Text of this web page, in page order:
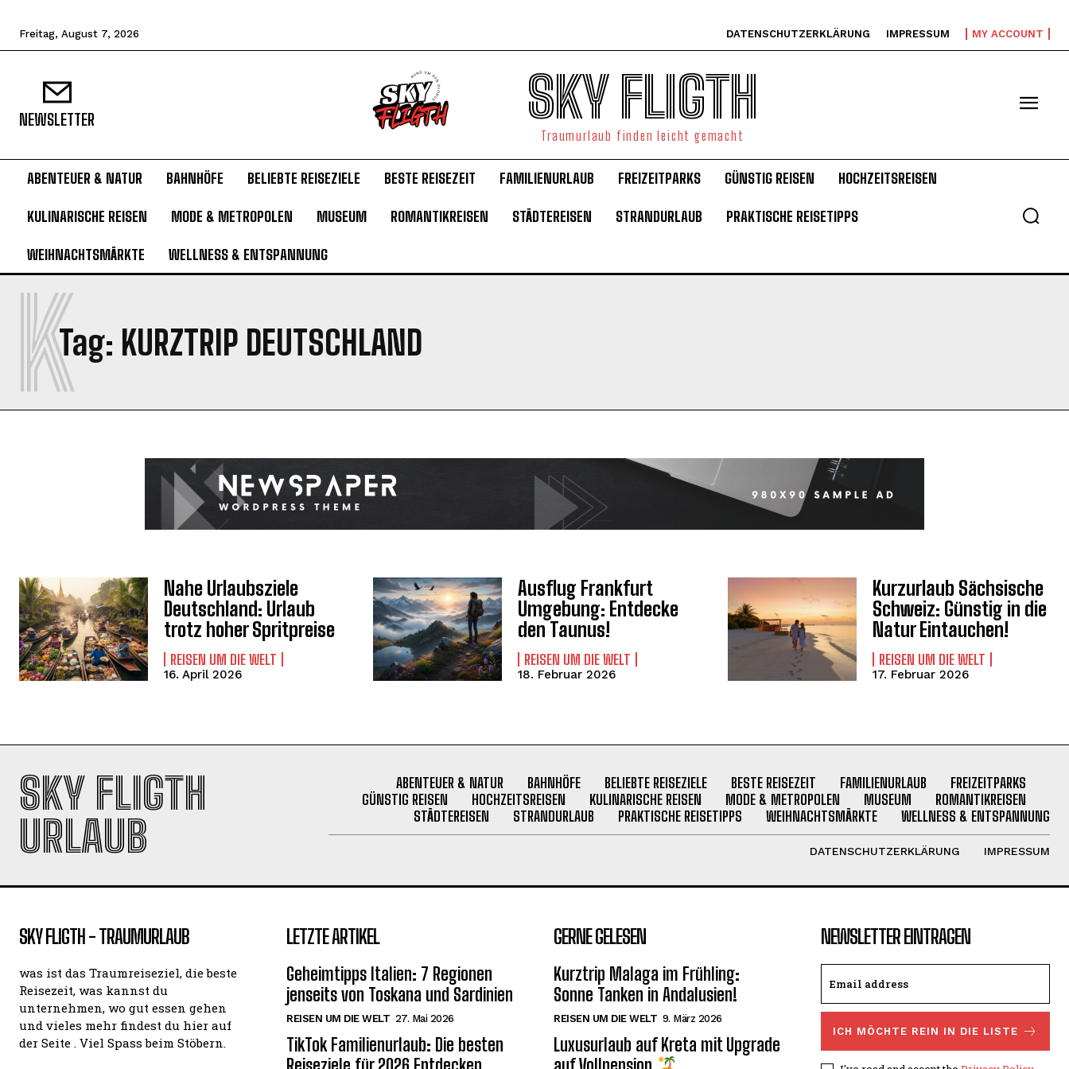
I WANT IN
Privacy Policy.
Freitag, August 7, 2026 DATENSCHUTZERKLÄRUNG IMPRESSUM MY ACCOUNT
NEWSLETTER SKY FLIGTH
Traumurlaub finden leicht gemacht
ABENTEUER & NATUR BAHNHÖFE BELIEBTE REISEZIELE BESTE REISEZEIT FAMILIENURLAUB FREIZEITPARKS GÜNSTIG REISEN HOCHZEITSREISEN
KULINARISCHE REISEN MODE & METROPOLEN MUSEUM ROMANTIKREISEN STÄDTEREISEN STRANDURLAUB PRAKTISCHE REISETIPPS
WEIHNACHTSMÄRKTE WELLNESS & ENTSPANNUNG
Tag: KURZTRIP DEUTSCHLAND
K
Nahe Urlaubsziele
Deutschland: Urlaub
trotz hoher Spritpreise
REISEN UM DIE WELT
16. April 2026
Ausflug Frankfurt
Umgebung: Entdecke
den Taunus!
REISEN UM DIE WELT
18. Februar 2026
Kurzurlaub Sächsische
Schweiz: Günstig in die
Natur Eintauchen!
REISEN UM DIE WELT
17. Februar 2026
SKY FLIGTH
URLAUB
ABENTEUER & NATUR BAHNHÖFE BELIEBTE REISEZIELE BESTE REISEZEIT FAMILIENURLAUB
FREIZEITPARKS
GÜNSTIG REISEN
HOCHZEITSREISEN KULINARISCHE REISEN MODE & METROPOLEN MUSEUM
ROMANTIKREISEN
STÄDTEREISEN
STRANDURLAUB PRAKTISCHE REISETIPPS WEIHNACHTSMÄRKTE WELLNESS & ENTSPANNUNG
DATENSCHUTZERKLÄRUNG IMPRESSUM
SKY FLIGTH - TRAUMURLAUB
was ist das Traumreiseziel, die beste
Reisezeit, was kannst du
unternehmen, wo gut essen gehen
und vieles mehr findest du hier auf
der Seite . Viel Spass beim Stöbern.
LETZTE ARTIKEL
Geheimtipps Italien: 7 Regionen
jenseits von Toskana und Sardinien
REISEN UM DIE WELT 27. Mai 2026
TikTok Familienurlaub: Die besten
GERNE GELESEN
Kurztrip Malaga im Frühling:
Sonne Tanken in Andalusien!
REISEN UM DIE WELT 9. März 2026
Luxusurlaub auf Kreta mit Upgrade
NEWSLETTER EINTRAGEN
ICH MÖCHTE REIN IN DIE LISTE